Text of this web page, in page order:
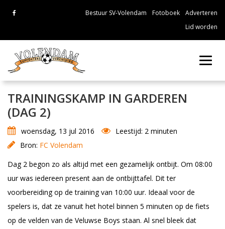
Bestuur SV-Volendam Fotoboek
Adverteren
Lid worden
TRAININGSKAMP IN GARDEREN
(DAG 2)
woensdag, 13 jul 2016
Leestijd: 2 minuten
Bron: FC Volendam
Dag 2 begon zo als altijd met een gezamelijk ontbijt. Om 08:00
uur was iedereen present aan de ontbijttafel. Dit ter
voorbereiding op de training van 10:00 uur. Ideaal voor de
spelers is, dat ze vanuit het hotel binnen 5 minuten op de fiets
op de velden van de Veluwse Boys staan. Al snel bleek dat